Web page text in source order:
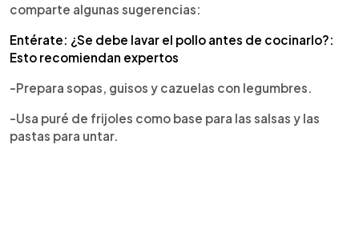
comparte algunas sugerencias:
Entérate: ¿Se debe lavar el pollo antes de cocinarlo?:
Esto recomiendan expertos
-Prepara sopas, guisos y cazuelas con legumbres.
-Usa puré de frijoles como base para las salsas y las
pastas para untar.